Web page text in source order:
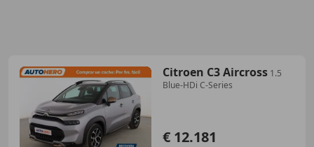
Citroen C3 Aircross 1.5
Blue-HDi C-Series
€ 12.181